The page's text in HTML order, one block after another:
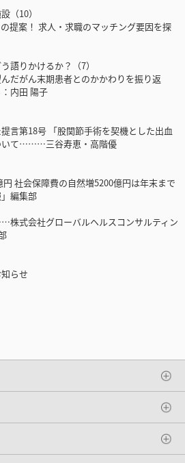
（10）
提案！ 求人・求職のマッチング要因を探
語りかけるか？（7）
だがん末期患者とのかかわりを振り返
内田 陽子
言第18号 「股関節手術を契機とした出血
いて………三谷寿恵・高階優
社会保障費の自然増5200億円は年末まで
編集部
式会社グローバルヘルスコンサルティン
らせ